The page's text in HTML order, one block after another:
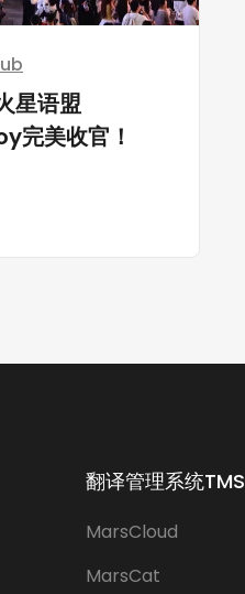
星语盟
完美收官！
翻译管理系统TMS
MarsCloud
MarsCat